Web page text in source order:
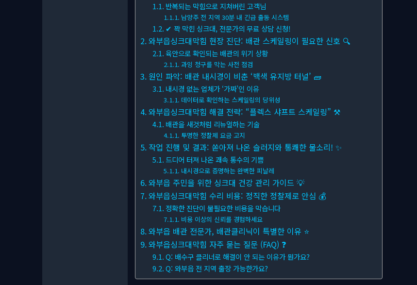
반복되는 막힘으로 지쳐버린 고객님
남양주 전 지역 30분 내 긴급 출동 시스템
✔ 꽉 막힌 싱크대, 전문가의 무료 상담 신청!
와부읍싱크대막힘 현장 진단: 배관 스케일링이 필요한 신호 🔍
육안으로 확인되는 배관의 위기 상황
과잉 청구를 막는 사전 점검
원인 파악: 배관 내시경이 비춘 ‘백색 유지방 터널’ 🧱
내시경 없는 업체가 ‘가짜’인 이유
데이터로 확인하는 스케일링의 당위성
와부읍싱크대막힘 해결 전략: “플렉스 샤프트 스케일링” ⚒
배관을 새것처럼 리뉴얼하는 기술
투명한 정찰제 요금 고지
작업 진행 및 결과: 쏟아져 나온 슬러지와 통쾌한 물소리! ✨
드디어 터져 나온 쾌속 통수의 기쁨
내시경으로 증명하는 완벽한 피날레
와부읍 주민을 위한 싱크대 건강 관리 가이드 💡
와부읍싱크대막힘 수리 비용: 정직한 정찰제로 안심 💰
정확한 진단이 불필요한 비용을 막습니다
비용 이상의 신뢰를 경험하세요
와부읍 배관 전문가, 배관클리닉이 특별한 이유 ⭐
와부읍싱크대막힘 자주 묻는 질문 (FAQ) ❓
Q: 배수구 클리너로 해결이 안 되는 이유가 뭔가요?
Q: 와부읍 전 지역 출장 가능한가요?